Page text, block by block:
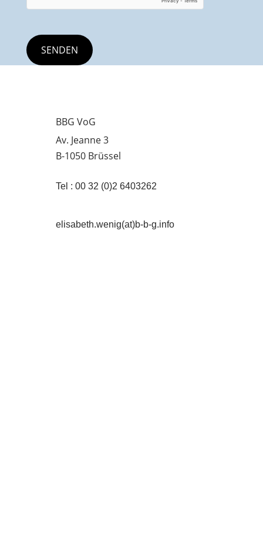
BBG VoG
Av. Jeanne 3
B-1050 Brüssel
Tel : 00 32 (0)2 6403262
elisabeth.wenig(at)b-b-g.info